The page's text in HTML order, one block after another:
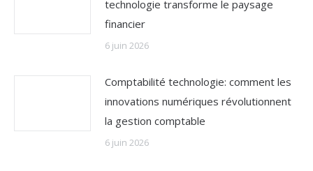
technologie transforme le paysage
financier
6 juin 2026
Comptabilité technologie: comment les
innovations numériques révolutionnent
la gestion comptable
6 juin 2026